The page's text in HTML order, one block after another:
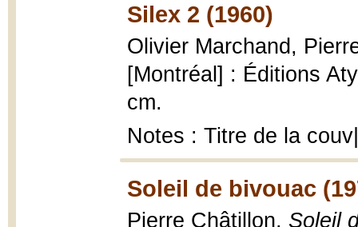
Silex 2 (1960)
Olivier Marchand,
[Montréal] : Éditions
cm.
Notes : Titre de la
Soleil de bivouac
Pierre Châtillon, Soleil